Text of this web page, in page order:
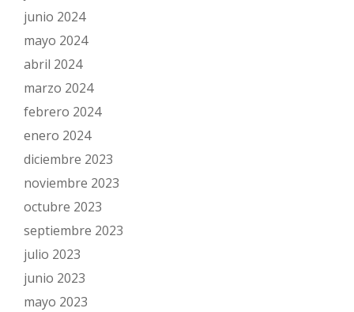
junio 2024
mayo 2024
abril 2024
marzo 2024
febrero 2024
enero 2024
diciembre 2023
noviembre 2023
octubre 2023
septiembre 2023
julio 2023
junio 2023
mayo 2023